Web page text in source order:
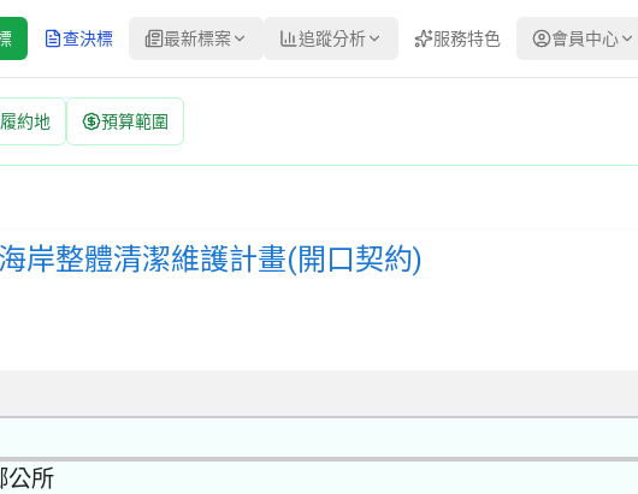
查決標 最新標案 追蹤分析 服務特色 會員中心
履約地 預算範圍
(開口契約) 招標公告 | 案號：1150005559 | 公開取得報價單或企劃書 公
服務 | 招標方式：公開取得報價單或企劃書 | 決標方式：最低標 | 資
岸整體清潔維護計畫(開口契約)
公所